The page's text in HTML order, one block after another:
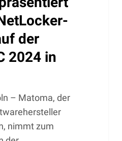
der
2024 in
– Matoma, der
nimmt zum